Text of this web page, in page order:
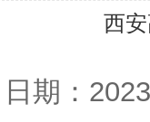
西
日期：